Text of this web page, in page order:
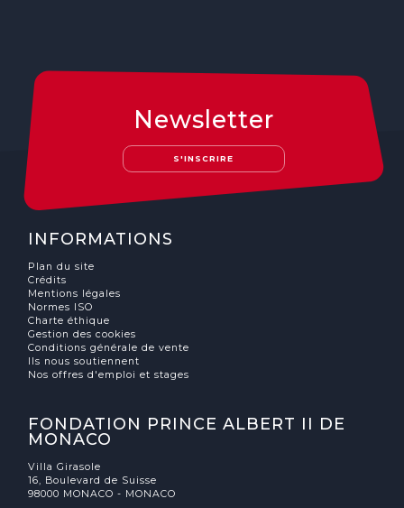
Newsletter
S'INSCRIRE
INFORMATIONS
Plan du site
Crédits
Mentions légales
Normes ISO
Charte éthique
Gestion des cookies
Conditions générale de vente
Ils nous soutiennent
Nos offres d'emploi et stages
FONDATION PRINCE ALBERT II DE
MONACO
Villa Girasole
16, Boulevard de Suisse
98000 MONACO - MONACO